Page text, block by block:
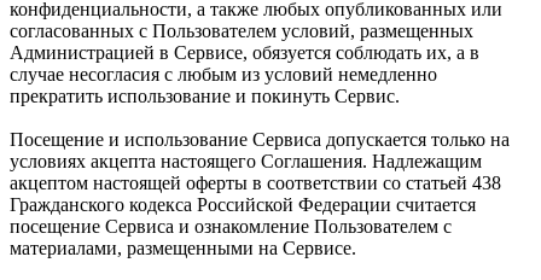
конфиденциальности, а также любых опубликованных или
согласованных с Пользователем условий, размещенных
Администрацией в Сервисе, обязуется соблюдать их, а в
случае несогласия с любым из условий немедленно
прекратить использование и покинуть Сервис.
Посещение и использование Сервиса допускается только на
условиях акцепта настоящего Соглашения. Надлежащим
акцептом настоящей оферты в соответствии со статьей 438
Гражданского кодекса Российской Федерации считается
посещение Сервиса и ознакомление Пользователем с
материалами, размещенными на Сервисе.